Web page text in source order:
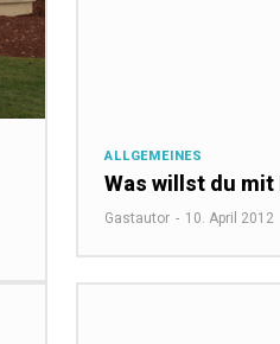
ALLGEMEINES
Was willst du
Gastautor - 10. April 2012